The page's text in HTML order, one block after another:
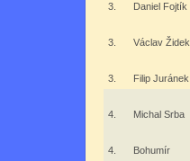
3. Daniel Fojtík
3. Václav Židek
3. Filip Juránek
4. Michal Srba
4.
Bohumír